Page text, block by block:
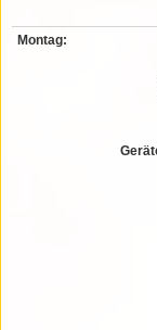
Montag: